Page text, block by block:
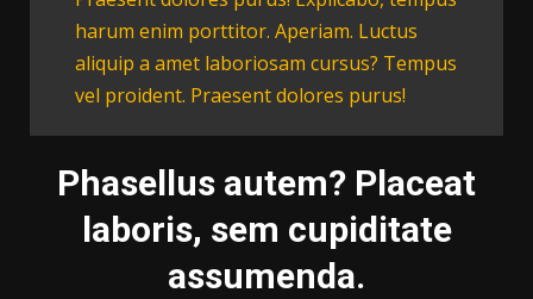
harum enim porttitor. Aperiam. Luctus
aliquip a amet laboriosam cursus? Tempus
vel proident. Praesent dolores purus!
Phasellus autem? Placeat
laboris, sem cupiditate
assumenda.